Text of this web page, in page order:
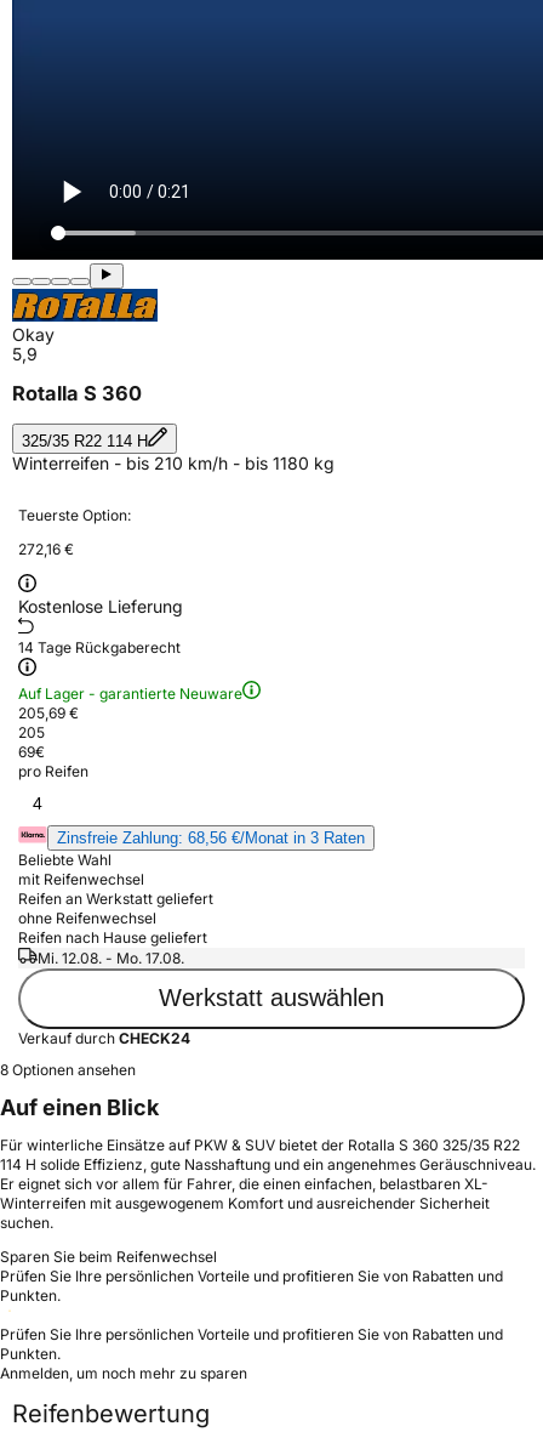
Okay
5,9
Rotalla S 360
325/35 R22 114 H
Winterreifen - bis 210 km/h - bis 1180 kg
Teuerste Option:
272,16 €
Kostenlose Lieferung
14 Tage Rückgaberecht
Auf Lager - garantierte Neuware
205,69 €
205
69€
pro Reifen
4
Zinsfreie Zahlung: 68,56 €/Monat in 3 Raten
Beliebte Wahl
mit Reifenwechsel
Reifen an Werkstatt geliefert
ohne Reifenwechsel
Reifen nach Hause geliefert
Mi. 12.08. - Mo. 17.08.
Werkstatt auswählen
Verkauf durch CHECK24
8 Optionen ansehen
Auf einen Blick
Für winterliche Einsätze auf PKW & SUV bietet der Rotalla S 360 325/35 R22
114 H solide Effizienz, gute Nasshaftung und ein angenehmes Geräuschniveau.
Er eignet sich vor allem für Fahrer, die einen einfachen, belastbaren XL-
Winterreifen mit ausgewogenem Komfort und ausreichender Sicherheit
suchen.
Sparen Sie beim Reifenwechsel
Prüfen Sie Ihre persönlichen Vorteile und profitieren Sie von Rabatten und
Punkten.
Prüfen Sie Ihre persönlichen Vorteile und profitieren Sie von Rabatten und
Punkten.
Anmelden, um noch mehr zu sparen
Reifenbewertung